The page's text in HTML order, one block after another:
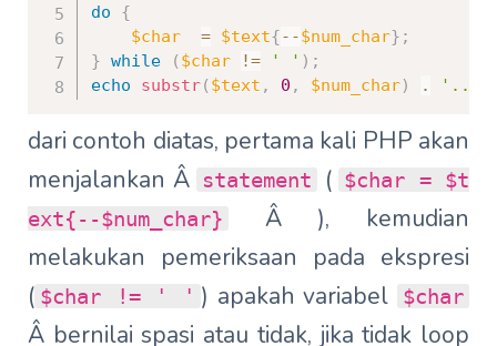
do
{
$char
= $text{--$num_char} ;
} while ( $char != ' ' ) ;
echo
substr( $text , 0 , $num_char) . '...'
dari contoh diatas, pertama kali PHP akan
menjalankan Â statement ( $char = $t
ext{--$num_char}
Â ), kemudian
melakukan pemeriksaan pada ekspresi
( $char != ' ' ) apakah variabel $char
Â bernilai spasi atau tidak, jika tidak loop